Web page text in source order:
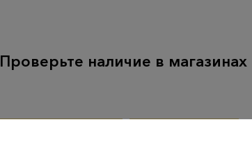
Проверьте наличие в магазинах